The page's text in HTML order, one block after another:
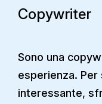
Copywriter
Sono una
esperienza.
interessante,